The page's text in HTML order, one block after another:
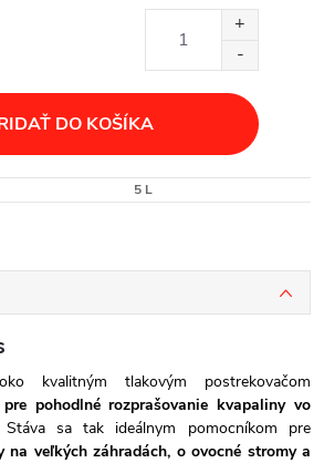
DO KOŠÍKA
5 L
kvalitným tlakovým postrekovačom
pohodlné rozprašovanie kvapaliny vo
Stáva sa tak ideálnym pomocníkom pre
veľkých záhradách, o ovocné stromy a